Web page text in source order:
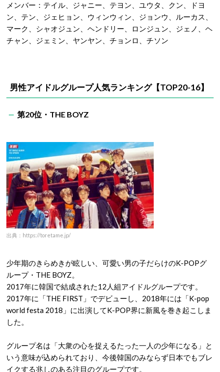
メンバー：テイル、ジャニー、テヨン、ユウタ、クン、ドヨ
ン、テン、ジェヒョン、ウィンウィン、ジョンウ、ルーカス、
マーク、シャオジュン、ヘンドリー、ロンジュン、ジェノ、ヘ
チャン、ジェミン、ヤンヤン、チョンロ、チソン
男性アイドルグループ人気ランキング【TOP20-16】
第20位・THE BOYZ
出典：https://toretame.jp/
少年期のきらめきが眩しい、可愛い男の子だらけのK-POPグ
ループ・THE BOYZ。
2017年に韓国で結成された12人組アイドルグループです。
2017年に「THE FIRST」でデビューし、2018年には「K-pop
world festa 2018」に出演してK-POP界に新風を巻き起こしま
した。
グループ名は「大衆の心を捉えるたった一人の少年になる」と
いう意味が込められており、今後韓国のみならず日本でもブレ
イクする兆しのある注目のグループです。